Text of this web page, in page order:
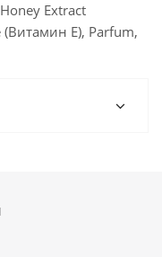
Extract
(Витамин Е), Parfum,